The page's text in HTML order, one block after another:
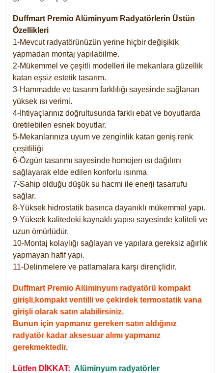
Duffmart Premio Alüminyum Radyatörlerin Üstün
Özellikleri
1-Mevcut radyatörünüzün yerine hiçbir değişikik
yapmadan montaj yapılabilme.
2-Mükemmel ve çeşitli modelleri ile mekanlara güzellik
katan eşsiz estetik tasarım.
3-Hammadde ve tasarım farklılığı sayesinde sağlanan
yüksek ısı verimi.
4-İhtiyaçlarınız doğrultusunda farklı ebat ve boyutlarda
üretilebilen esnek boyutlar.
5-Mekanlarınıza uyum ve zenginlik katan geniş renk
çeşitliliği
6-Özgün tasarımı sayesinde homojen ısı dağılımı
sağlayarak elde edilen konforlu ısınma
7-Sahip olduğu düşük su hacmi ile enerji tasarrufu
sağlar.
8-Yüksek hidrostatik basınca dayanıklı mükemmel yapı.
9-Yüksek kalitedeki kaynaklı yapısı sayesinde kaliteli ve
uzun ömürlüdür.
10-Montaj kolaylığı sağlayan ve yapılara gereksiz ağırlık
yapmayan hafif yapı.
11-Delinmelere ve patlamalara karşı dirençlidir.
Duffmart Premio Alüminyum radyatörü kompakt
girişli,kompakt ventilli ve çekirdek termostatik vana
girişli olarak satın alabilirsiniz.
Bunun için yapmanız gereken satın aldığınız
radyatör kadar aksesuar alımı yapmanız
gerekmektedir.
Lütfen DİKKAT: Alüminyum radyatörler